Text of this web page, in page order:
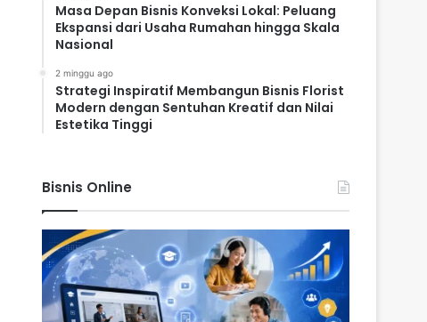
Masa Depan Bisnis Konveksi Lokal: Peluang
Ekspansi dari Usaha Rumahan hingga Skala
Nasional
2 minggu ago
Strategi Inspiratif Membangun Bisnis Florist
Modern dengan Sentuhan Kreatif dan Nilai
Estetika Tinggi
Bisnis Online